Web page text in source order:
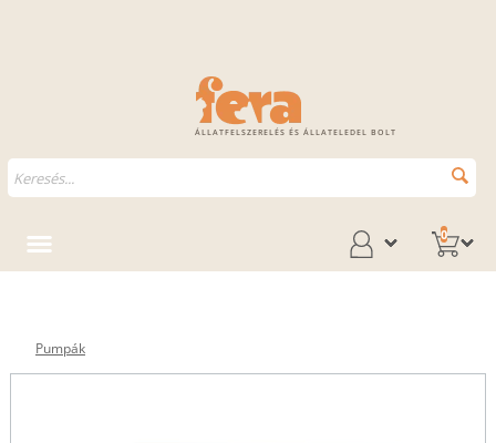
ÁLLATFELSZERELÉS ÉS ÁLLATELEDEL BOLT
0
Pumpák